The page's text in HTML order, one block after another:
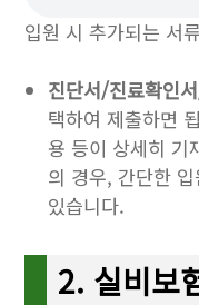
입원 시 추가되는 서
진단서/진료확인
택하여 제출하면
용 등이 상세히 기
의 경우, 간단한
있습니다.
2. 실비보